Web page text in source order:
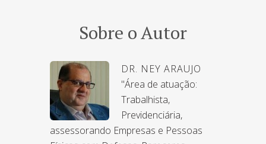
Sobre o Autor
DR. NEY ARAUJO
"Área de atuação:
Trabalhista,
Previdenciária,
assessorando Empresas e Pessoas